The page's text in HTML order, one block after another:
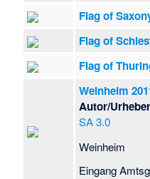
Flag of
Flag of
Flag of
Weinheim
Autor/
SA 3.0
Weinheim
Eingang